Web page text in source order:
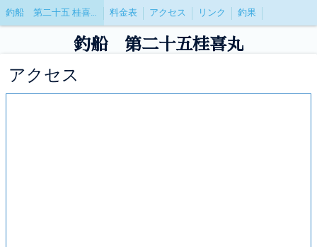
釣船 第二十五 桂喜丸(けいきまる) 料金表 アクセス リンク 釣果
釣船 第二十五桂喜丸
アクセス